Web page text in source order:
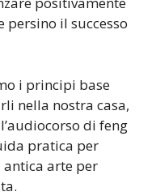
persino il successo
i principi base
nella nostra casa,
di feng
pratica per
arte per